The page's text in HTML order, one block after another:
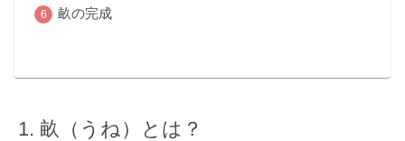
畝の完成
畝（うね）とは？